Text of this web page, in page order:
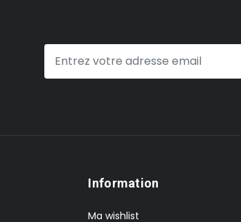
Information
Ma wishlist